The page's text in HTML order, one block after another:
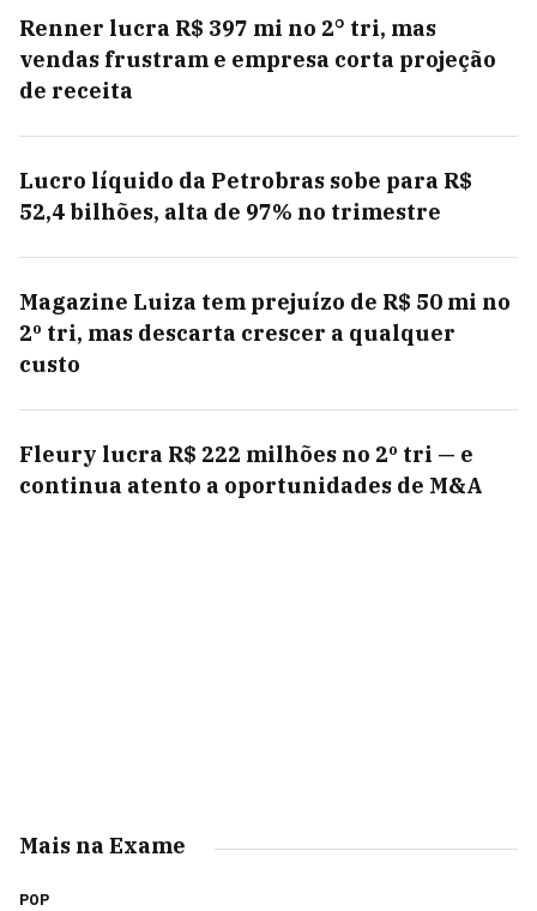
Renner lucra R$ 397 mi no 2° tri, mas
vendas frustram e empresa corta projeção
de receita
Lucro líquido da Petrobras sobe para R$
52,4 bilhões, alta de 97% no trimestre
Magazine Luiza tem prejuízo de R$ 50 mi no
2º tri, mas descarta crescer a qualquer
custo
Fleury lucra R$ 222 milhões no 2º tri — e
continua atento a oportunidades de M&A
Mais na Exame
POP